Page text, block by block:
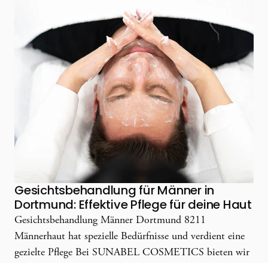
Gesichtsbehandlung für Männer in
Dortmund: Effektive Pflege für deine Haut
Gesichtsbehandlung Männer Dortmund 8211
Männerhaut hat spezielle Bedürfnisse und verdient eine
gezielte Pflege Bei SUNABEL COSMETICS bieten wir